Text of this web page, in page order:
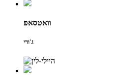
וואטסאפ
ג'ודי